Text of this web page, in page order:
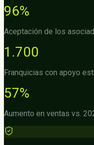
96%
Aceptación de los
1.700
Franquicias con apoyo
57%
Aumento en ventas vs.